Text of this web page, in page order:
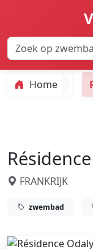
Home
FRANKRIJK
zwembad